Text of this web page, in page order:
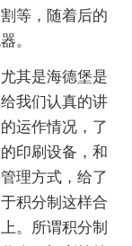
等，随着后的
。
其是海德堡是
我们认真的讲
运作情况，了
印刷设备，和
理方式，给了
积分制这样合
。所谓积分制